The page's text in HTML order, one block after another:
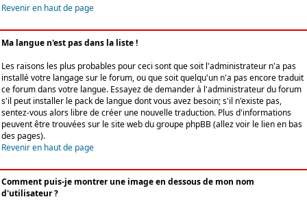
Revenir en haut de page
Ma langue n'est pas dans la liste !
Les raisons les plus probables pour ceci sont que soit l'administrateur n'a pas
installé votre langage sur le forum, ou que soit quelqu'un n'a pas encore traduit
ce forum dans votre langue. Essayez de demander à l'administrateur du forum
s'il peut installer le pack de langue dont vous avez besoin; s'il n'existe pas,
sentez-vous alors libre de créer une nouvelle traduction. Plus d'informations
peuvent être trouvées sur le site web du groupe phpBB (allez voir le lien en bas
des pages).
Revenir en haut de page
Comment puis-je montrer une image en dessous de mon nom
d'utilisateur ?